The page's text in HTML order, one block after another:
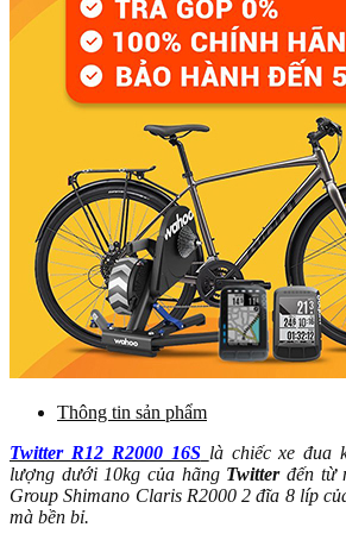
Thông tin sản phẩm
Twitter R12 R2000 16S là chiếc xe đua
lượng dưới 10kg của hãng Twitterđến từ
Group Shimano Claris R2000 2 đĩa 8 líp
mà bền bỉ.